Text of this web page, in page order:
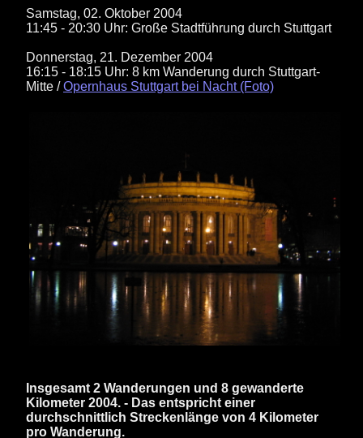
Samstag, 02. Oktober 2004
11:45 - 20:30 Uhr: Große Stadtführung durch Stuttgart
Donnerstag, 21. Dezember 2004
16:15 - 18:15 Uhr: 8 km Wanderung durch Stuttgart-
Mitte /Opernhaus Stuttgart bei Nacht (Foto)
Insgesamt 2 Wanderungen und 8 gewanderte
Kilometer 2004. - Das entspricht einer
durchschnittlich Streckenlänge von 4 Kilometer
pro Wanderung.